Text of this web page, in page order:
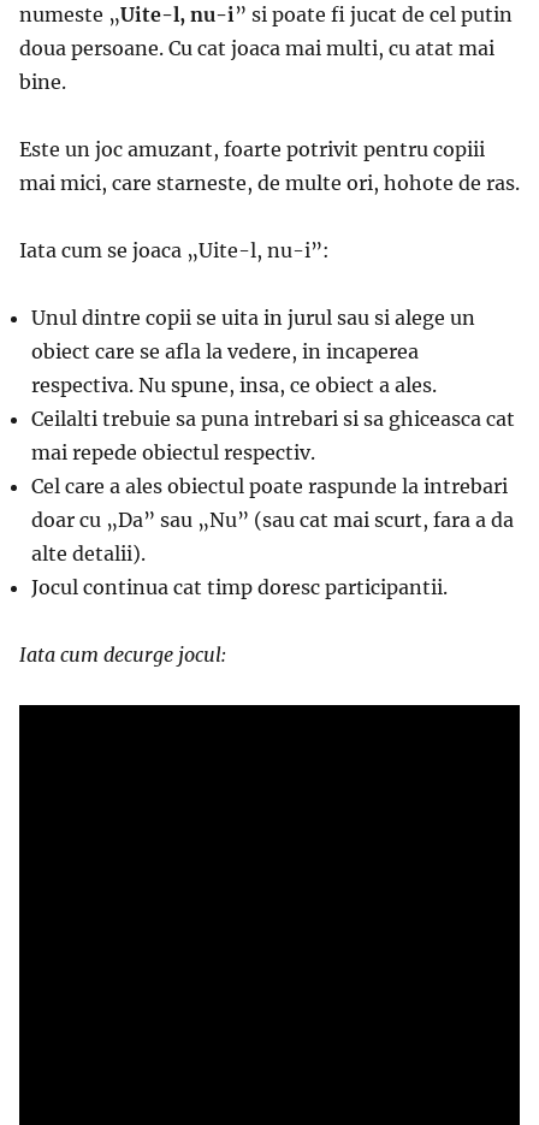
numeste „Uite-l, nu-i ” si poate fi jucat de cel putin
doua persoane. Cu cat joaca mai multi, cu atat mai
bine.
Este un joc amuzant, foarte potrivit pentru copiii
mai mici, care starneste, de multe ori, hohote de ras.
Iata cum se joaca „Uite-l, nu-i”:
Unul dintre copii se uita in jurul sau si alege un
obiect care se afla la vedere, in incaperea
respectiva. Nu spune, insa, ce obiect a ales.
Ceilalti trebuie sa puna intrebari si sa ghiceasca cat
mai repede obiectul respectiv.
Cel care a ales obiectul poate raspunde la intrebari
doar cu „Da” sau „Nu” (sau cat mai scurt, fara a da
alte detalii).
Jocul continua cat timp doresc participantii.
Iata cum decurge jocul: